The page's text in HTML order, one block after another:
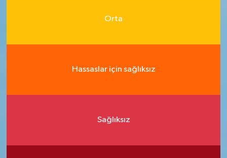
Orta
Hassaslar için sağlıksız
Sağlıksız